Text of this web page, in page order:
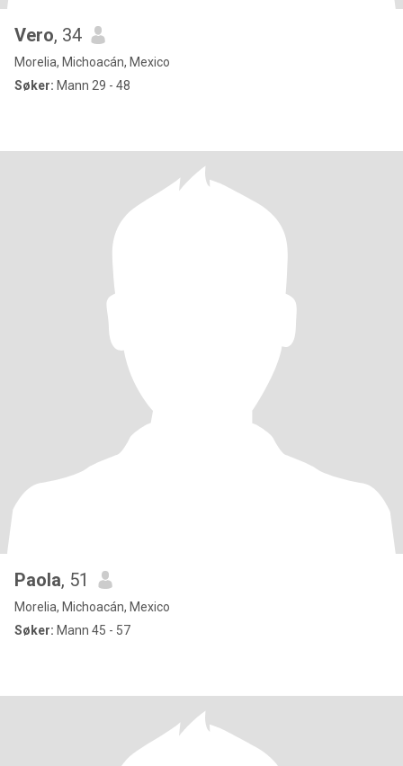
Vero, 34
Morelia, Michoacán, Mexico
Søker: Mann 29 - 48
Paola, 51
Morelia, Michoacán, Mexico
Søker: Mann 45 - 57